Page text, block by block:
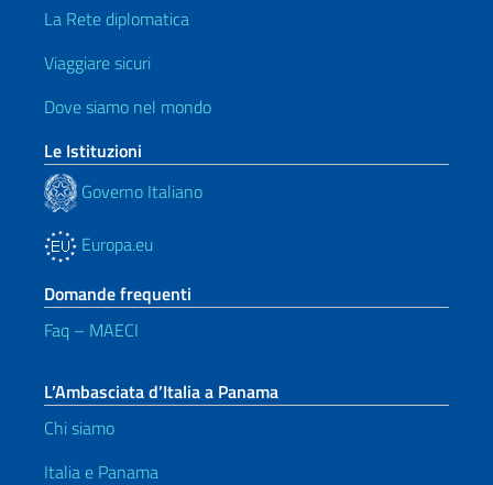
La Rete diplomatica
Viaggiare sicuri
Dove siamo nel mondo
Le Istituzioni
Governo Italiano
Europa.eu
Domande frequenti
Faq – MAECI
L’Ambasciata d’Italia a Panama
Chi siamo
Italia e Panama